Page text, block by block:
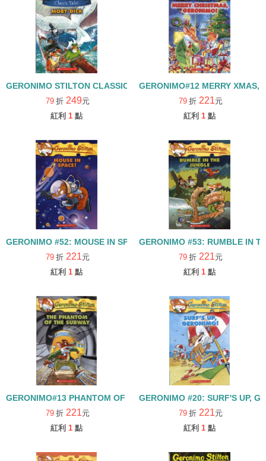
GERONIMO STILTON CLASSIC TALES #06 MOBY DICK
79 折 249元
紅利 1 點
GERONIMO#12 MERRY XMAS,
79 折 221元
紅利 1 點
GERONIMO #52: MOUSE IN SPACE!
79 折 221元
紅利 1 點
GERONIMO #53: RUMBLE IN
79 折 221元
紅利 1 點
GERONIMO#13 PHANTOM OF SUBWAY
79 折 221元
紅利 1 點
GERONIMO #20: SURF'S UP,
79 折 221元
紅利 1 點